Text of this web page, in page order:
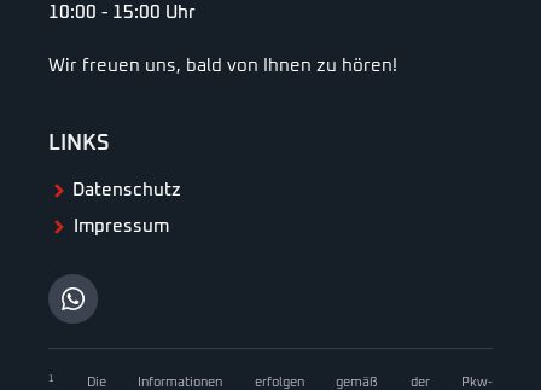
10:00 - 15:00 Uhr
Wir freuen uns, bald von Ihnen zu hören!
LINKS
Datenschutz
Impressum
1
Die Informationen erfolgen gemäß der Pkw-